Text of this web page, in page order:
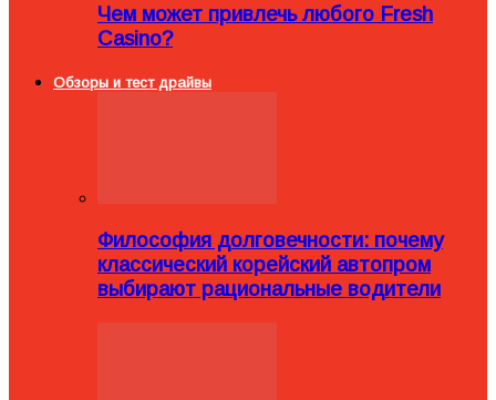
Чем может привлечь любого Fresh
Casino?
Обзоры и тест драйвы
Философия долговечности: почему
классический корейский автопром
выбирают рациональные водители